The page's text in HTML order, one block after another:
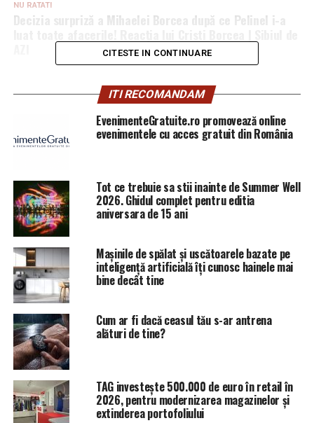
NU RATATI
Decizia surpriză a Mihaelei Borcea după ce Pelinel i-a
CITESTE IN CONTINUARE
ITI RECOMANDAM
EvenimenteGratuite.ro promovează online
evenimentele cu acces gratuit din România
Tot ce trebuie sa stii inainte de Summer Well
2026. Ghidul complet pentru editia
aniversara de 15 ani
Mașinile de spălat și uscătoarele bazate pe
inteligență artificială îți cunosc hainele mai
bine decât tine
Cum ar fi dacă ceasul tău s-ar antrena
alături de tine?
TAG investește 500.000 de euro în retail în
2026, pentru modernizarea magazinelor și
extinderea portofoliului